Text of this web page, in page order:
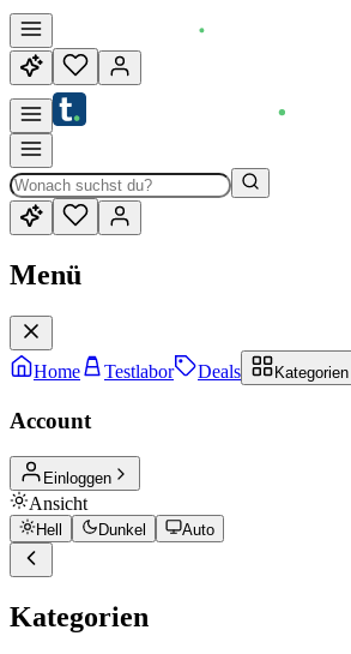
Menü
Home Testlabor Deals Kategorien
Account
Einloggen
Ansicht
Hell Dunkel Auto
Kategorien